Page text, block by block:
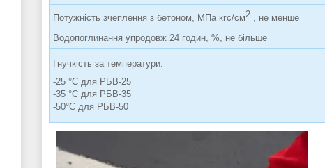
Потужність зчеплення з бетоном, МПа кгс/см2 , не менше
Водопоглинання упродовж 24 годин, %, не більше
Гнучкість за температури:
-25 °C для РБВ-25
-35 °C для РБВ-35
-50°С для РБВ-50